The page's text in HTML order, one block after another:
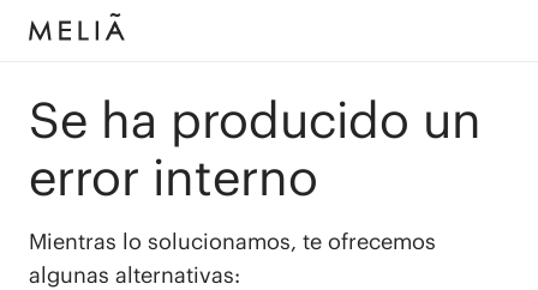
Se ha producido un
error interno
Mientras lo solucionamos, te ofrecemos
algunas alternativas: